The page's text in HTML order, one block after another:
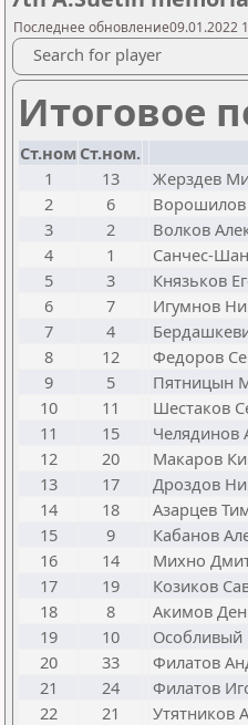
Последнее обновление09.01.2022
Search for player
Итоговое
Ст.ном Ст.ном.
1
13 Жерздев
2
6 Ворошилов
3
2 Волков
4
1 Санчес-
5
3 Князьков
6
7 Игумнов
7
4
8
12 Федоров
9
5 Пятницын
10
11 Шестаков
11
15 Челядинов
12
20 Макаров
13
17 Дроздов
14
18 Азарцев
15
9 Кабанов
16
14 Михно
17
19 Козиков
18
8 Акимов
19
10 Особливый
20
33 Филатов
21
24 Филатов
22
21 Утятников